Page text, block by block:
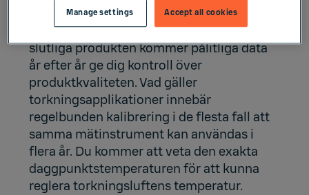
Om du torkar produkter där en viss
fuktighetsnivå spelar en viktig roll för den
slutliga produkten kommer pålitliga data
år efter år ge dig kontroll över
produktkvaliteten. Vad gäller
torkningsapplikationer innebär
regelbunden kalibrering i de flesta fall att
samma mätinstrument kan användas i
flera år. Du kommer att veta den exakta
daggpunktstemperaturen för att kunna
reglera torkningsluftens temperatur.
Accept all cookies
Manage settings